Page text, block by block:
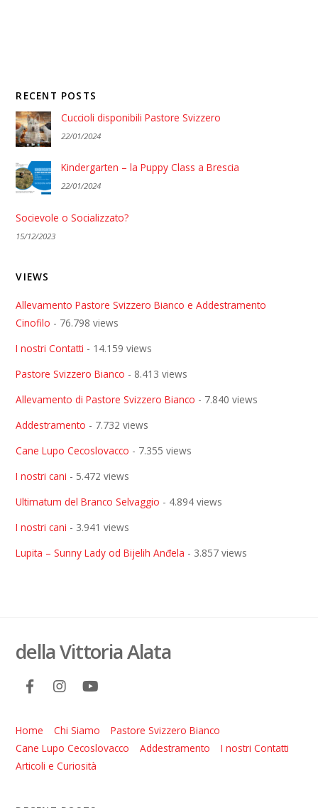
RECENT POSTS
Cuccioli disponibili Pastore Svizzero
22/01/2024
Kindergarten – la Puppy Class a Brescia
22/01/2024
Socievole o Socializzato?
15/12/2023
VIEWS
Allevamento Pastore Svizzero Bianco e Addestramento
Cinofilo - 76.798 views
I nostri Contatti - 14.159 views
Pastore Svizzero Bianco - 8.413 views
Allevamento di Pastore Svizzero Bianco - 7.840 views
Addestramento - 7.732 views
Cane Lupo Cecoslovacco - 7.355 views
I nostri cani - 5.472 views
Ultimatum del Branco Selvaggio - 4.894 views
I nostri cani - 3.941 views
Lupita – Sunny Lady od Bijelih Anđela - 3.857 views
della Vittoria Alata
Home Chi Siamo
Pastore Svizzero Bianco
Cane Lupo Cecoslovacco
Addestramento
I nostri Contatti
Articoli e Curiosità